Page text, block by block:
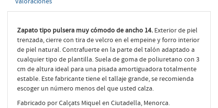
Zapato tipo pulsera muy cómodo de ancho 14. Exterior de piel
trenzada, cierre con tira de velcro en el empeine y forro interior
de piel natural. Contrafuerte en la parte del talón adaptado a
cualquier tipo de plantilla. Suela de goma de poliuretano con 3
cm de altura ideal para una pisada amortiguadora totalmente
estable. Este fabricante tiene el tallaje grande, se recomienda
escoger un número menos del que usted calza.
Fabricado por Calçats Miquel en Ciutadella, Menorca.